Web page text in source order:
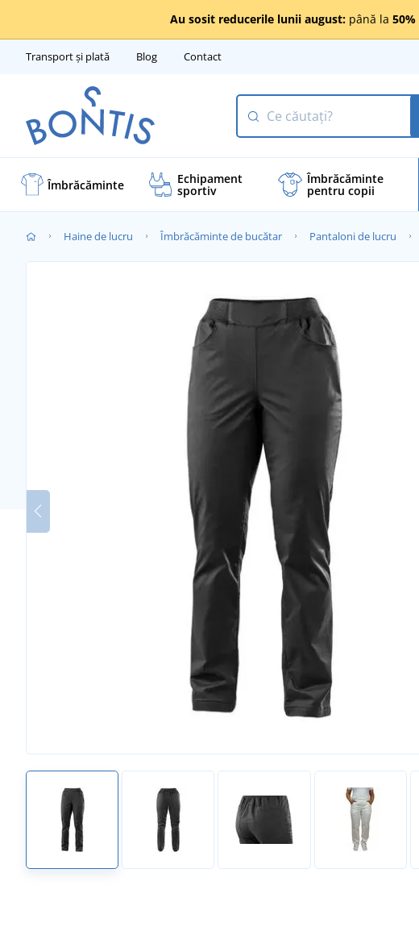
Au sosit reducerile lunii august: până la 50%
Transport și plată Blog Contact
Îmbrăcăminte Echipament
sportiv
Îmbrăcăminte
pentru copii
Haine de lucru Îmbrăcăminte de bucătar Pantaloni de lucru